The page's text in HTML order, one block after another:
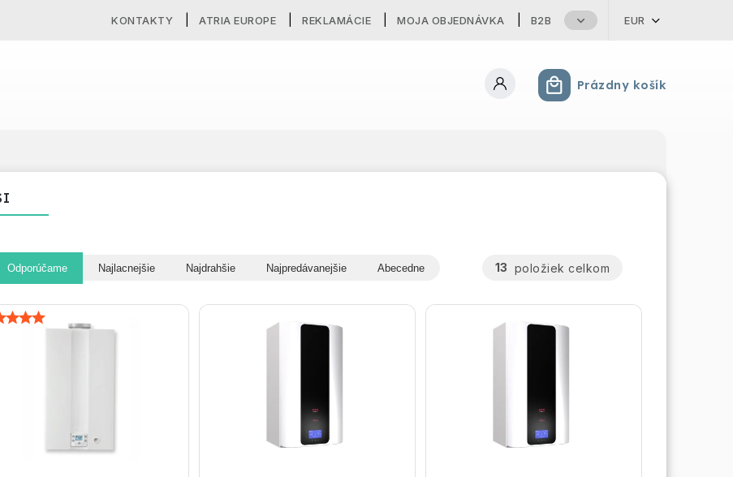
KONTAKTY ATRIA EUROPE REKLAMÁCIE MOJA OBJEDNÁVKA B2B EUR
Nákupný košík
Prázdny košík
Odporúčame Najlacnejšie Najdrahšie Najpredávanejšie Abecedne 13 položiek celkom